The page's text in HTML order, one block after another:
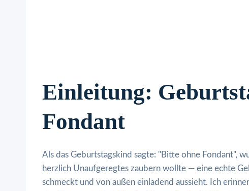
Einleitung:
Fondant
Als das Geburtstagskind sagte: "Bitte ohne Fondant",
herzlich Unaufgeregtes zaubern wollte — eine echte
schmeckt und von außen einladend aussieht. Ich